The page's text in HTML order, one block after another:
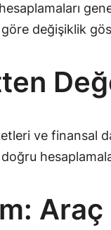
değişiklik
ve finansal
Araç